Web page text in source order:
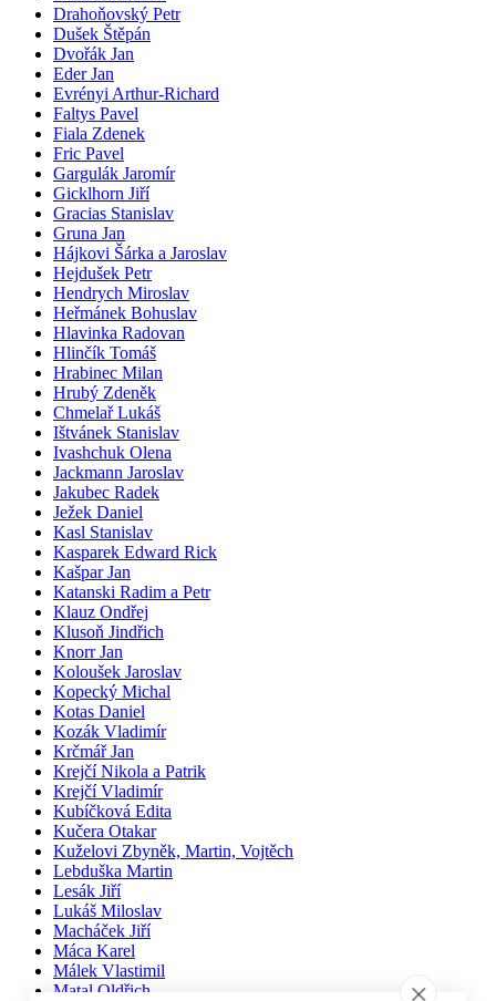
Drahoňovský Petr
Dušek Štěpán
Dvořák Jan
Eder Jan
Evrényi Arthur-Richard
Faltys Pavel
Fiala Zdenek
Fric Pavel
Gargulák Jaromír
Gicklhorn Jiří
Gracias Stanislav
Gruna Jan
Hájkovi Šárka a Jaroslav
Hejdušek Petr
Hendrych Miroslav
Heřmánek Bohuslav
Hlavinka Radovan
Hlinčík Tomáš
Hrabinec Milan
Hrubý Zdeněk
Chmelař Lukáš
Ištvánek Stanislav
Ivashchuk Olena
Jackmann Jaroslav
Jakubec Radek
Ježek Daniel
Kasl Stanislav
Kasparek Edward Rick
Kašpar Jan
Katanski Radim a Petr
Klauz Ondřej
Klusoň Jindřich
Knorr Jan
Koloušek Jaroslav
Kopecký Michal
Kotas Daniel
Kozák Vladimír
Krčmář Jan
Krejčí Nikola a Patrik
Krejčí Vladimír
Kubíčková Edita
Kučera Otakar
Kuželovi Zbyněk, Martin, Vojtěch
Lebduška Martin
Lesák Jiří
Lukáš Miloslav
Macháček Jiří
Máca Karel
Málek Vlastimil
Matal Oldřich